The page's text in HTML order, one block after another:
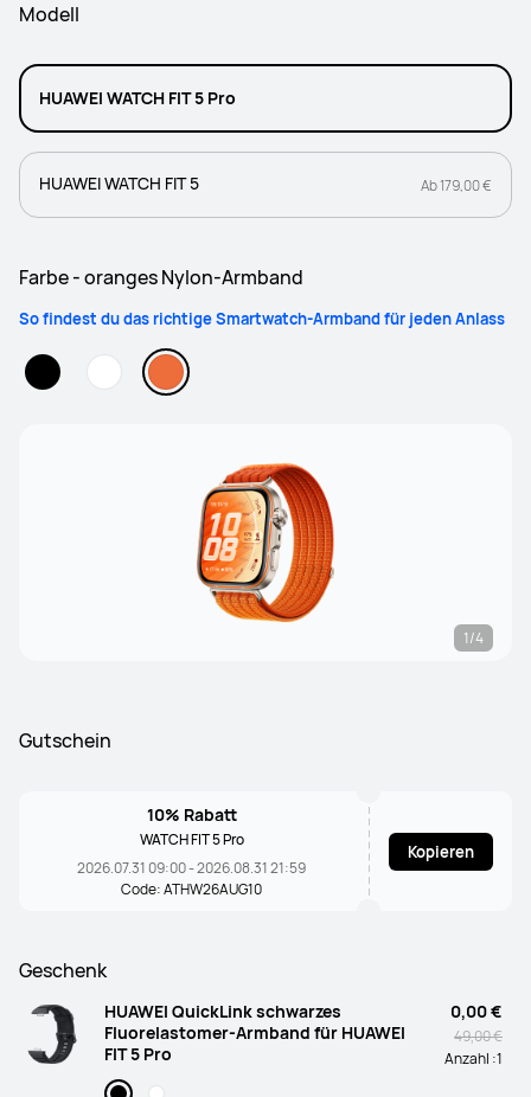
Modell
HUAWEI WATCH FIT 5 Pro
HUAWEI WATCH FIT 5 Ab 179,00 €
Farbe - oranges Nylon-Armband
So findest du das richtige Smartwatch-Armband für jeden Anlass
1/4
Gutschein
10% Rabatt
WATCH FIT 5 Pro
2026.07.31 09:00 - 2026.08.31 21:59
Code: ATHW26AUG10
Kopieren
Geschenk
HUAWEI QuickLink schwarzes
Fluorelastomer-Armband für HUAWEI
FIT 5 Pro
0,00 €
49,00 €
Anzahl :1